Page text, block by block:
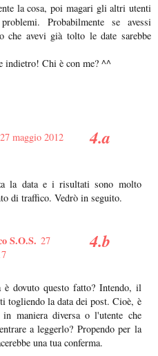
la cosa, poi magari gli altri utenti
Probabilmente se avessi
che avevi già tolto le date sarebbe
indietro! Chi è con me? ^^
27 maggio 2012
la data e i risultati sono molto
di traffico. Vedrò in seguito.
S.O.S. 27
è dovuto questo fatto? Intendo, il
togliendo la data dei post. Cioè, è
maniera diversa o l'utente che
a leggerlo? Propendo per la
una tua conferma.